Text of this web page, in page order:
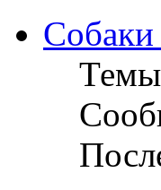
Собаки
Темы